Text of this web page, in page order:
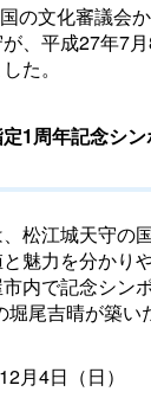
の文化審議会
、平成27年7
た。
1周年記念シ
松江城天守の
魅力を分かり
内で記念シン
堀尾吉晴が築い
月4日（日）